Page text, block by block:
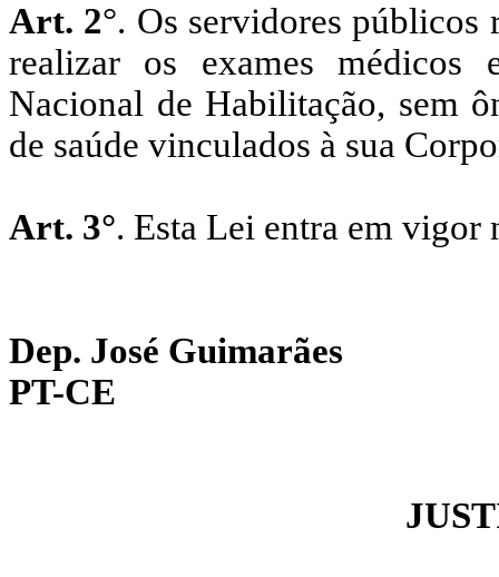
Art. 2°. Os servidores
realizar os exames médicos
Nacional de Habilitação, sem
de saúde vinculados à sua
Art. 3°. Esta Lei entra em vigor
Dep. José Guimarães
PT-CE